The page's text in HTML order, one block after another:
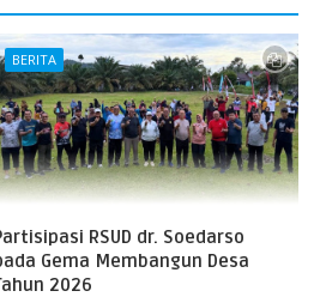
BERITA
RSUD dr. Soedarso
Gema Membangun Desa
2026